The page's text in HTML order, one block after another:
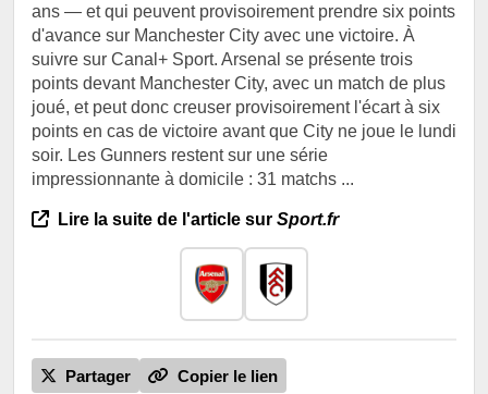
ans — et qui peuvent provisoirement prendre six points
d'avance sur Manchester City avec une victoire. À
suivre sur Canal+ Sport. Arsenal se présente trois
points devant Manchester City, avec un match de plus
joué, et peut donc creuser provisoirement l'écart à six
points en cas de victoire avant que City ne joue le lundi
soir. Les Gunners restent sur une série
impressionnante à domicile : 31 matchs ...
Lire la suite de l'article sur Sport.fr
Partager Copier le lien